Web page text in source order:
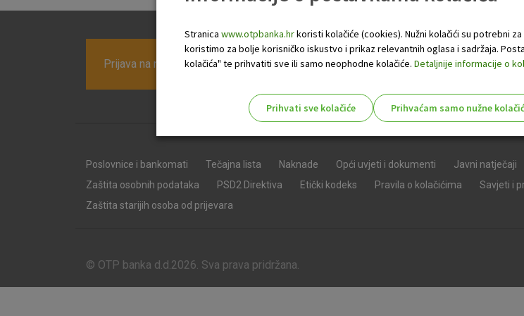
Prijava na newsletter OTP banke
Poslovnice i bankomati Tečajna lista Naknade Opći uvjeti i dokumenti Javni natječaji
Zaštita osobnih podataka
PSD2 Direktiva Etički kodeks Pravila o kolačićima
Savjeti i
Zaštita starijih osoba od prijevara
© OTP banka d.d.2026. Sva prava pridržana.
Stranica www.otpbanka.hrkoristi kolačiće (cookies). Nužni kolačići su potrebni
koristimo za bolje korisničko iskustvo i prikaz relevantnih oglasa i sadržaja.
kolačića" te prihvatiti sve ili samo neophodne kolačiće. Detaljnije informacije o
Prihvati sve kolačiće Prihvaćam samo nužne
njima, ali u tom